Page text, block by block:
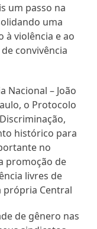
um passo na
uma
violência e ao
convivência
Nacional – João
o Protocolo
histórico para
no
promoção de
livres de
própria Central
de gênero nas